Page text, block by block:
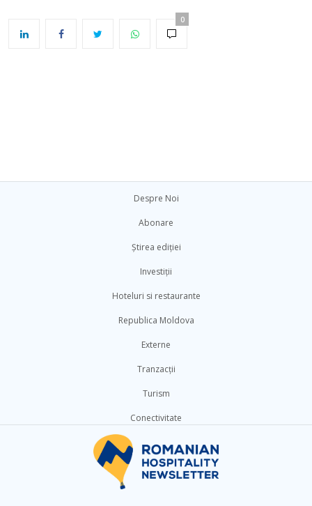
0
Despre Noi
Abonare
Știrea ediției
Investiții
Hoteluri si restaurante
Republica Moldova
Externe
Tranzacții
Turism
Conectivitate